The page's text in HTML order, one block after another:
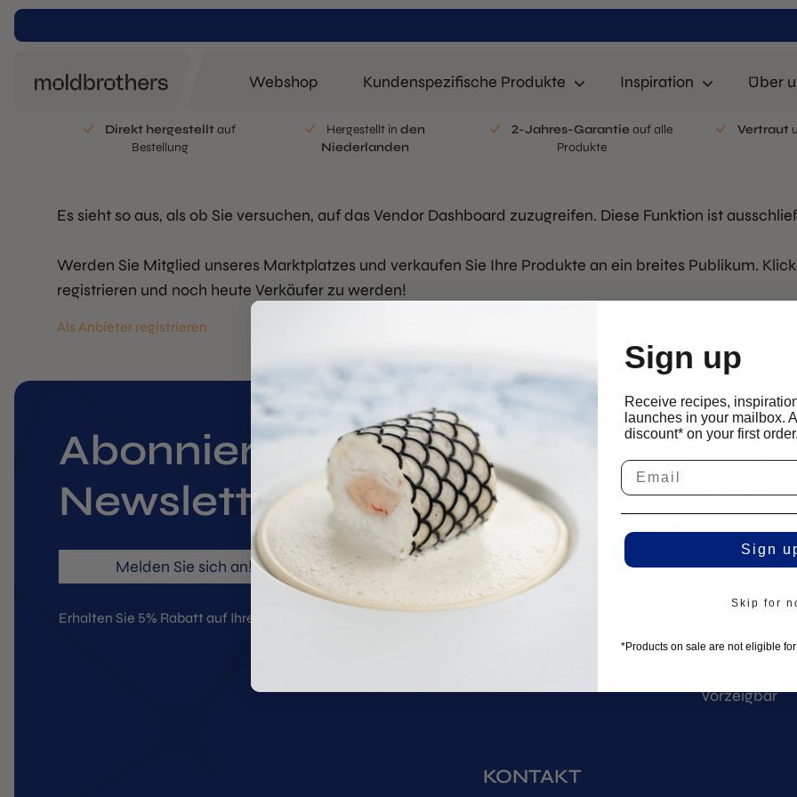
Webshop Kundenspezifische Produkte Inspiration Über
Direkt hergestelltauf
Bestellung
Hergestellt in den
Niederlanden
2-Jahres-Garantie auf alle
Produkte
Vertraut
Es sieht so aus, als ob Sie versuchen, auf das Vendor Dashboard zuzugreifen. Diese Funktion ist
Werden Sie Mitglied unseres Marktplatzes und verkaufen Sie Ihre Produkte an ein breites Publikum.
registrieren und noch heute Verkäufer zu werden!
Als Anbieter registrieren
Abonnieren
Newsletter
Melden Sie sich an!
Erhalten Sie 5% Rabatt auf Ihre erste Bestellung.
DIENST
FAQ
Lieferung
Rückgabepolitik
Bestellungen
Kontakt
SHOP
3D-Molds
Tuille-
Tartelette
Buñuelos /
Vorzeigbar
KONTAKT
Sign up
Receive recipes,
launches in your mailbox.
discount* on your first order.
Sign
Skip for
*Products on sale are not eligible